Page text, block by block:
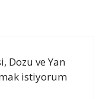
Dozu ve Yan
istiyorum